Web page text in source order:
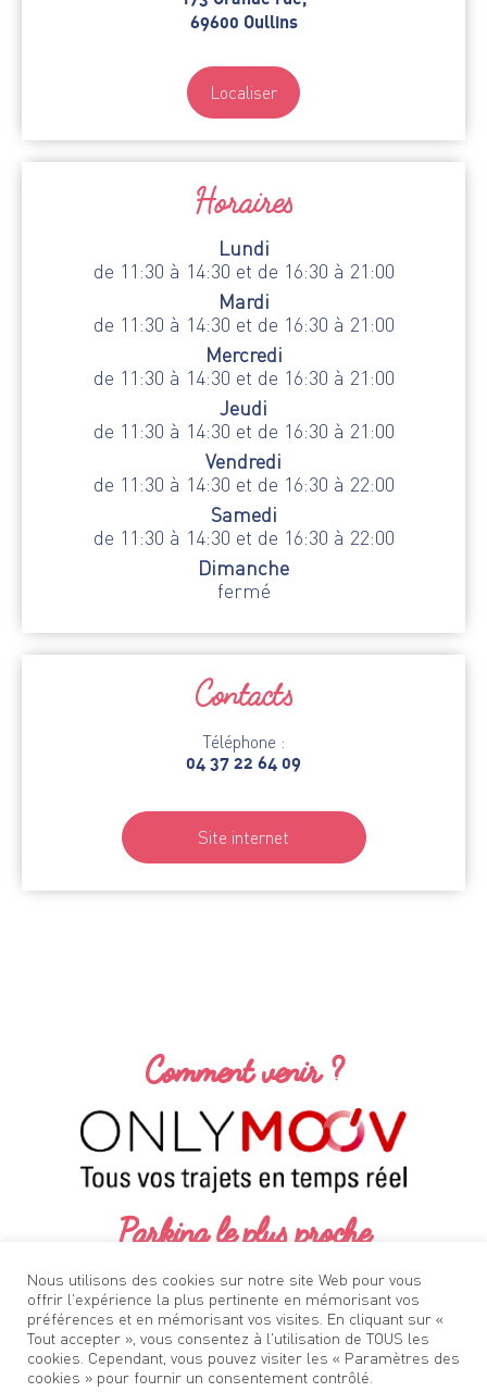
69600 Oullins
Localiser
Horaires
Lundi
de 11:30 à 14:30 et de 16:30 à 21:00
Mardi
de 11:30 à 14:30 et de 16:30 à 21:00
Mercredi
de 11:30 à 14:30 et de 16:30 à 21:00
Jeudi
de 11:30 à 14:30 et de 16:30 à 21:00
Vendredi
de 11:30 à 14:30 et de 16:30 à 22:00
Samedi
de 11:30 à 14:30 et de 16:30 à 22:00
Dimanche
fermé
Contacts
Téléphone :
04 37 22 64 09
Site internet
Comment venir ?
Parking le plus proche
No results found.
Nous utilisons des cookies sur notre site Web pour vous
offrir l'expérience la plus pertinente en mémorisant vos
préférences et en mémorisant vos visites. En cliquant sur «
Tout accepter », vous consentez à l'utilisation de TOUS les
cookies. Cependant, vous pouvez visiter les « Paramètres des
cookies » pour fournir un consentement contrôlé.